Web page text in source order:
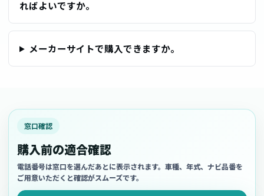
ればよいですか。
メーカーサイトで購入できますか。
窓口確認
購入前の適合確認
電話番号は窓口を選んだあとに表示されます。車種、年式、ナビ品番を
ご用意いただくと確認がスムーズです。